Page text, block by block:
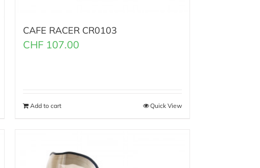
CAFE RACER CR0103
CHF107.00
Add to cart Quick View